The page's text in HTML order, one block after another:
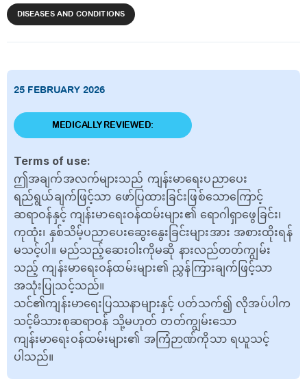
DISEASES AND CONDITIONS
25 FEBRUARY 2026
MEDICALLY REVIEWED:
Terms of use:
ဤအချက်အလက်များသည် ကျန်းမာရေးပညာပေး
ရည်ရွယ်ချက်ဖြင့်သာ ဖော်ပြထားခြင်းဖြစ်သောကြောင့်
ဆရာဝန်နှင့် ကျန်းမာရေးဝန်ထမ်းများ၏ ရောဂါရှာဖွေခြင်း၊
ကုထုံး၊ နှစ်သိမ့်ပညာပေးဆွေးနွေးခြင်းများအား အစားထိုးရန်
မသင့်ပါ။ မည်သည့်ဆေးဝါးကိုမဆို နားလည်တတ်ကျွမ်း
သည့် ကျန်းမာရေးဝန်ထမ်းများ၏ ညွှန်ကြားချက်ဖြင့်သာ
အသုံးပြုသင့်သည်။
သင်၏ကျန်းမာရေးပြဿနာများနှင့် ပတ်သက်၍ လိုအပ်ပါက
သင့်မိသားစုဆရာဝန် သို့မဟုတ် တတ်ကျွမ်းသော
ကျန်းမာရေးဝန်ထမ်းများ၏ အကြံဉာဏ်ကိုသာ ရယူသင့်
ပါသည်။